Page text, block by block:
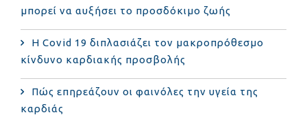
μπορεί να αυξήσει το προσδόκιμο ζωής
Η Covid 19 διπλασιάζει τον μακροπρόθεσμο
κίνδυνο καρδιακής προσβολής
Πώς επηρεάζουν οι φαινόλες την υγεία της
καρδιάς